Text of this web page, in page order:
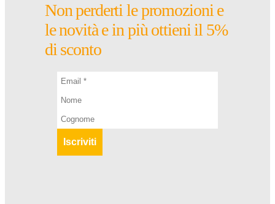
Non perderti le promozioni e
le novità e in più ottieni il 5%
di sconto